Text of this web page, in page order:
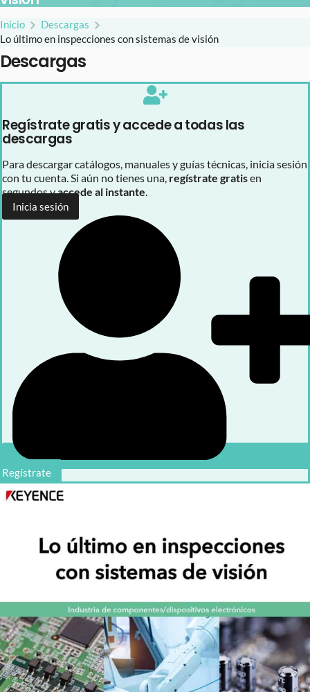
Inicio
Descargas
Lo último en inspecciones con sistemas de visión
Descargas
Regístrate gratis y accede a todas las
descargas
Para descargar catálogos, manuales y guías técnicas, inicia sesión
con tu cuenta. Si aún no tienes una, regístrate gratisen
segundos yaccede al instante.
Inicia sesión
Regístrate